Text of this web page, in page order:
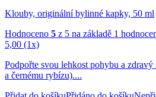
Klouby, originální bylinné kapky, 50 ml
Hodnoceno 5 z 5 na základě 1
5,00 (1x)
Podpořte svou lehkost pohybu a
a černému rybízu)....